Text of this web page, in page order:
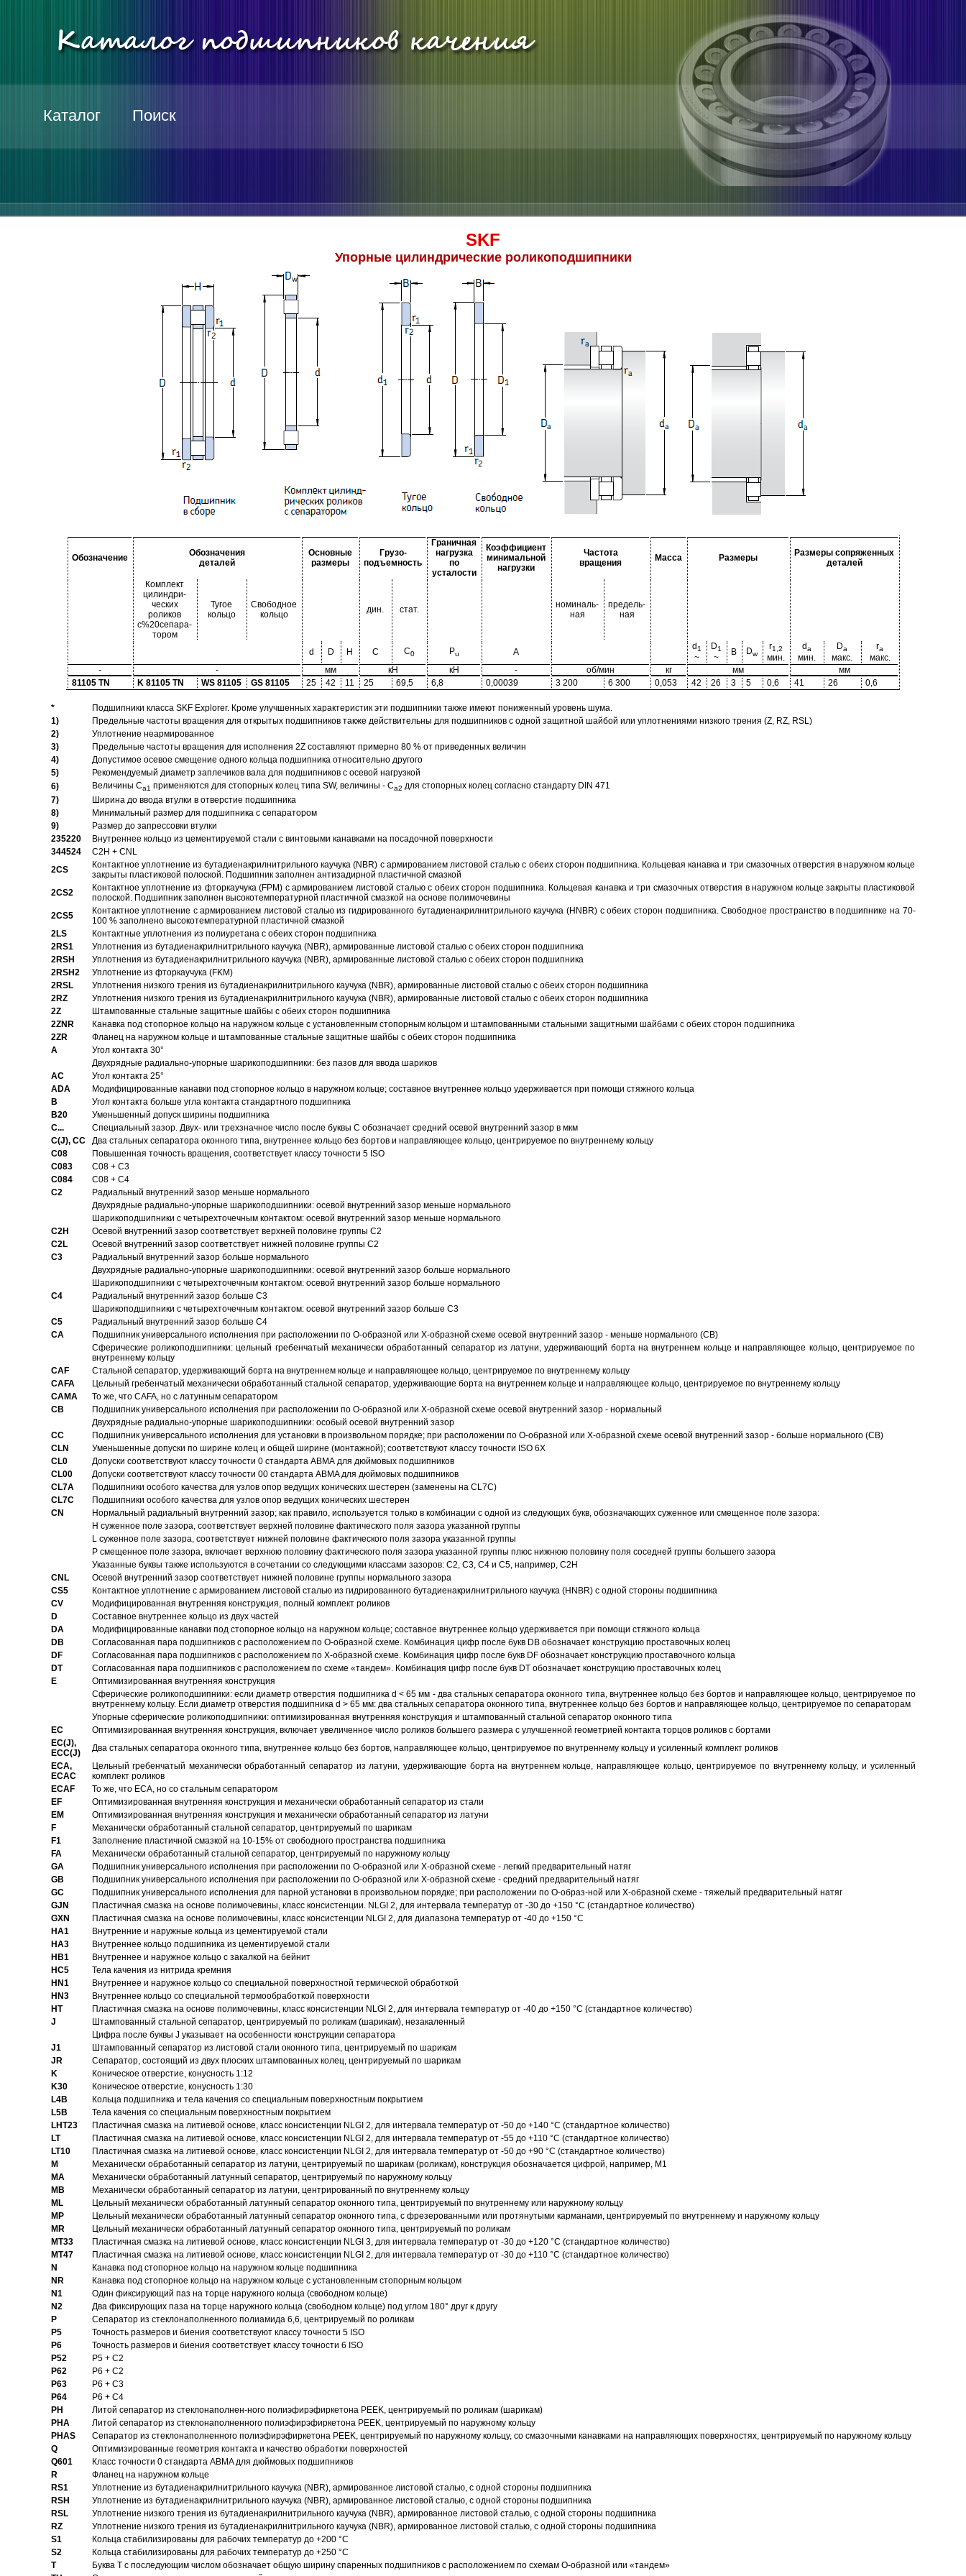
Каталог Поиск
SKF
Упорные цилиндрические роликоподшипники
Обозначение
Обозначения
деталей
Основные
размеры
Грузо-
подъемность
Граничная
нагрузка
по
усталости
Коэффициент
минимальной
нагрузки
Частота
вращения
Масса Размеры
Размеры сопряженных
деталей
Комплект
цилиндри-
ческих
роликов
с%20сепара-
тором
Тугое
кольцо
Свободное
кольцо
дин. стат.
номиналь-
ная
предель-
ная
d D H C C0 Pu A
d1
~
D1
~
B Dw
r1,2
мин.
da
мин.
Da
макс.
ra
макс.
-
- мм кН кН - об/мин кг мм
мм
81105 TN
K 81105 TN WS 81105 GS 81105 25 42 11 25 69,5 6,8 0,00039 3 200 6 300 0,053 42 26 3 5 0,6 41 26 0,6
*
Подшипники класса SKF Explorer. Кроме улучшенных характеристик эти подшипники также имеют пониженный уровень шума.
1)
Предельные частоты вращения для открытых подшипников также действительны для подшипников с одной защитной шайбой или уплотнениями низкого трения (Z, RZ, RSL)
2)
Уплотнение неармированное
3)
Предельные частоты вращения для исполнения 2Z составляют примерно 80 % от приведенных величин
4)
Допустимое осевое смещение одного кольца подшипника относительно другого
5)
Рекомендуемый диаметр заплечиков вала для подшипников с осевой нагрузкой
6)
Величины Ca1 применяются для стопорных колец типа SW, величины - Ca2 для стопорных колец согласно стандарту DIN 471
7)
Ширина до ввода втулки в отверстие подшипника
8)
Минимальный размер для подшипника с сепаратором
9)
Размер до запрессовки втулки
235220
Внутреннее кольцо из цементируемой стали с винтовыми канавками на посадочной поверхности
344524
C2H + CNL
2CS
Контактное уплотнение из бутадиенакрилнитрильного каучука (NBR) с армированием листовой сталью с обеих сторон подшипника. Кольцевая канавка и три смазочных отверстия в наружном кольце
закрыты пластиковой полоской. Подшипник заполнен антизадирной пластичной смазкой
2CS2
Контактное уплотнение из фторкаучука (FPM) с армированием листовой сталью с обеих сторон подшипника. Кольцевая канавка и три смазочных отверстия в наружном кольце закрыты пластиковой
полоской. Подшипник заполнен высокотемпературной пластичной смазкой на основе полимочевины
2CS5
Контактное уплотнение с армированием листовой сталью из гидрированного бутадиенакрилнитрильного каучука (HNBR) с обеих сторон подшипника. Свободное пространство в подшипнике на 70-
100 % заполнено высокотемпературной пластичной смазкой
2LS
Контактные уплотнения из полиуретана с обеих сторон подшипника
2RS1
Уплотнения из бутадиенакрилнитрильного каучука (NBR), армированные листовой сталью с обеих сторон подшипника
2RSH
Уплотнения из бутадиенакрилнитрильного каучука (NBR), армированные листовой сталью с обеих сторон подшипника
2RSH2
Уплотнение из фторкаучука (FKM)
2RSL
Уплотнения низкого трения из бутадиенакрилнитрильного каучука (NBR), армированные листовой сталью с обеих сторон подшипника
2RZ
Уплотнения низкого трения из бутадиенакрилнитрильного каучука (NBR), армированные листовой сталью с обеих сторон подшипника
2Z
Штампованные стальные защитные шайбы с обеих сторон подшипника
2ZNR
Канавка под стопорное кольцо на наружном кольце с установленным стопорным кольцом и штампованными стальными защитными шайбами с обеих сторон подшипника
2ZR
Фланец на наружном кольце и штампованные стальные защитные шайбы с обеих сторон подшипника
A
Угол контакта 30°
Двухрядные радиально-упорные шарикоподшипники: без пазов для ввода шариков
AC
Угол контакта 25°
ADA
Модифицированные канавки под стопорное кольцо в наружном кольце; составное внутреннее кольцо удерживается при помощи стяжного кольца
B
Угол контакта больше угла контакта стандартного подшипника
B20
Уменьшенный допуск ширины подшипника
C...
Специальный зазор. Двух- или трехзначное число после буквы С обозначает средний осевой внутренний зазор в мкм
C(J), CC
Два стальных сепаратора оконного типа, внутреннее кольцо без бортов и направляющее кольцо, центрируемое по внутреннему кольцу
C08
Повышенная точность вращения, соответствует классу точности 5 ISO
C083
C08 + C3
C084
C08 + C4
C2
Pадиальный внутренний зазор меньше нормального
Двухрядные радиально-упорные шарикоподшипники: осевой внутренний зазор меньше нормального
Шарикоподшипники с четырехточечным контактом: осевой внутренний зазор меньше нормального
C2H
Осевой внутренний зазор соответствует верхней половине группы C2
C2L
Осевой внутренний зазор соответствует нижней половине группы C2
C3
Pадиальный внутренний зазор больше нормального
Двухрядные радиально-упорные шарикоподшипники: осевой внутренний зазор больше нормального
Шарикоподшипники с четырехточечным контактом: осевой внутренний зазор больше нормального
C4
Pадиальный внутренний зазор больше C3
Шарикоподшипники с четырехточечным контактом: осевой внутренний зазор больше C3
C5
Pадиальный внутренний зазор больше C4
CA
Подшипник универсального исполнения при расположении по О-образной или Х-образной схеме осевой внутренний зазор - меньше нормального (CB)
Сферические роликоподшипники: цельный гребенчатый механически обработанный сепаратор из латуни, удерживающий борта на внутреннем кольце и направляющее кольцо, центрируемое по
внутреннему кольцу
CAF
Стальной сепаратор, удерживающий борта на внутреннем кольце и направляющее кольцо, центрируемое по внутреннему кольцу
CAFA
Цельный гребенчатый механически обработанный стальной сепаратор, удерживающие борта на внутреннем кольце и направляющее кольцо, центрируемое по внутреннему кольцу
CAMA
То же, что CAFA, но с латунным сепаратором
CB
Подшипник универсального исполнения при расположении по О-образной или Х-образной схеме осевой внутренний зазор - нормальный
Двухрядные радиально-упорные шарикоподшипники: особый осевой внутренний зазор
CC
Подшипник универсального исполнения для установки в произвольном порядке; при расположении по О-образной или Х-образной схеме осевой внутренний зазор - больше нормального (CB)
CLN
Уменьшенные допуски по ширине колец и общей ширине (монтажной); соответствуют классу точности ISO 6X
CL0
Допуски соответствуют классу точности 0 стандарта АВМА для дюймовых подшипников
CL00
Допуски соответствуют классу точности 00 стандарта ABMA для дюймовых подшипников
CL7A
Подшипники особого качества для узлов опор ведущих конических шестерен (заменены на CL7C)
CL7C
Подшипники особого качества для узлов опор ведущих конических шестерен
CN
Hормальный радиальный внутренний зазор; как правило, используется только в комбинации с одной из следующих букв, обозначающих суженное или смещенное поле зазора:
H суженное поле зазора, соответствует верхней половине фактического поля зазора указанной группы
L суженное поле зазора, соответствует нижней половине фактического поля зазора указанной группы
P смещенное поле зазора, включает верхнюю половину фактического поля зазора указанной группы плюс нижнюю половину поля соседней группы большего зазора
Указанные буквы также используются в сочетании со следующими классами зазоров: С2, C3, С4 и С5, например, С2Н
CNL
Осевой внутренний зазор соответствует нижней половине группы нормального зазора
CS5
Контактное уплотнение с армированием листовой сталью из гидрированного бутадиенакрилнитрильного каучука (HNBR) с одной стороны подшипника
CV
Модифицированная внутренняя конструкция, полный комплект роликов
D
Составное внутреннее кольцо из двух частей
DA
Модифицированные канавки под стопорное кольцо на наружном кольце; составное внутреннее кольцо удерживается при помощи стяжного кольца
DB
Согласованная пара подшипников с расположением по О-образной схеме. Комбинация цифр после букв DB обозначает конструкцию проставочных колец
DF
Согласованная пара подшипников с расположением по Х-образной схеме. Комбинация цифр после букв DF обозначает конструкцию проставочного кольца
DT
Согласованная пара подшипников с расположением по схеме «тандем». Комбинация цифр после букв DT обозначает конструкцию проставочных колец
E
Оптимизированная внутренняя конструкция
Сферические роликоподшипники: если диаметр отверстия подшипника d < 65 мм - два стальных сепаратора оконного типа, внутреннее кольцо без бортов и направляющее кольцо, центрируемое по
внутреннему кольцу. Если диаметр отверстия подшипника d > 65 мм: два стальных сепаратора оконного типа, внутреннее кольцо без бортов и направляющее кольцо, центрируемое по сепараторам
Упорные сферические роликоподшипники: оптимизированная внутренняя конструкция и штампованный стальной сепаратор оконного типа
EC
Oптимизированная внутренняя конструкция, включает увеличенное число роликов большего размера с улучшенной геометрией контакта торцов роликов с бортами
EC(J),
ECC(J)
Два стальных сепаратора оконного типа, внутреннее кольцо без бортов, направляющее кольцо, центрируемое по внутреннему кольцу и усиленный комплект роликов
ECA,
ECAC
Цельный гребенчатый механически обработанный сепаратор из латуни, удерживающие борта на внутреннем кольце, направляющее кольцо, центрируемое по внутреннему кольцу, и усиленный
комплект роликов
ECAF
То же, что ECA, но со стальным сепаратором
EF
Оптимизированная внутренняя конструкция и механически обработанный сепаратор из стали
EM
Оптимизированная внутренняя конструкция и механически обработанный сепаратор из латуни
F
Механически обработанный стальной сепаратор, центрируемый по шарикам
F1
Заполнение пластичной смазкой на 10-15% от свободного пространства подшипника
FA
Механически обработанный стальной сепаратор, центрируемый по наружному кольцу
GA
Подшипник универсального исполнения при расположении по О-образной или Х-образной схеме - легкий предварительный натяг
GB
Подшипник универсального исполнения при расположении по О-образной или Х-образной схеме - средний предварительный натяг
GC
Подшипник универсального исполнения для парной установки в произвольном порядке; при расположении по О-образ-ной или Х-образной схеме - тяжелый предварительный натяг
GJN
Пластичная смазка на основе полимочевины, класс консистенции. NLGI 2, для интервала температур от -30 до +150 °C (стандартное количество)
GXN
Пластичная смазка на основе полимочевины, класс консистенции NLGI 2, для диапазона температур от -40 до +150 °C
HA1
Внутренние и наружные кольца из цементируемой стали
HA3
Bнутреннее кольцо подшипника из цементируемой стали
HB1
Bнутреннее и наружное кольцо с закалкой на бейнит
HC5
Тела качения из нитрида кремния
HN1
Bнутреннее и наружное кольцо со специальной поверхностной термической обработкой
HN3
Внутреннее кольцо со специальной термообработкой поверхности
HT
Пластичная смазка на основе полимочевины, класс консистенции NLGI 2, для интервала температур от -40 до +150 °C (стандартное количество)
J
Штампованный стальной сепаратор, центрируемый по роликам (шарикам), незакаленный
Цифра после буквы J указывает на особенности конструкции сепаратора
J1
Штампованный сепаратор из листовой стали оконного типа, центрируемый по шарикам
JR
Сепаратор, состоящий из двух плоских штампованных колец, центрируемый по шарикам
K
Коническое отверстие, конусность 1:12
K30
Коническое отверстие, конусность 1:30
L4B
Кольца подшипника и тела качения со специальным поверхностным покрытием
L5B
Тела качения со специальным поверхностным покрытием
LHT23
Пластичная смазка на литиевой основе, класс консистенции NLGI 2, для интервала температур от -50 до +140 °C (стандартное количество)
LT
Пластичная смазка на литиевой основе, класс консистенции NLGI 2, для интервала температур от -55 до +110 °C (стандартное количество)
LT10
Пластичная смазка на литиевой основе, класс консистенции NLGI 2, для интервала температур от -50 до +90 °C (стандартное количество)
M
Механически обработанный сепаратор из латуни, центрируемый по шарикам (роликам), конструкция обозначается цифрой, например, M1
MA
Механически обработанный латунный сепаратор, центрируемый по наружному кольцу
MB
Механически обработанный сепаратор из латуни, центрированный по внутреннему кольцу
ML
Цельный механически обработанный латунный сепаратор оконного типа, центрируемый по внутреннему или наружному кольцу
MP
Цельный механически обработанный латунный сепаратор оконного типа, с фрезерованными или протянутыми карманами, центрируемый по внутреннему и наружному кольцу
MR
Цельный механически обработанный латунный сепаратор оконного типа, центрируемый по роликам
MT33
Пластичная смазка на литиевой основе, класс консистенции NLGI 3, для интервала температур от -30 до +120 °C (стандартное количество)
MT47
Пластичная смазка на литиевой основе, класс консистенции NLGI 2, для интервала температур от -30 до +110 °C (стандартное количество)
N
Канавка под стопорное кольцо на наружном кольце подшипника
NR
Канавка под стопорное кольцо на наружном кольце с установленным стопорным кольцом
N1
Один фиксирующий паз на торце наружного кольца (свободном кольце)
N2
Два фиксирующих паза на торце наружного кольца (свободном кольце) под углом 180° друг к другу
P
Cепаратор из стеклонаполненного полиамида 6,6, центрируемый по роликам
P5
Точность размеров и биения соответствуют классу точности 5 ISO
P6
Точность размеров и биения соответствует классу точности 6 ISO
P52
P5 + C2
P62
P6 + C2
P63
P6 + C3
P64
P6 + C4
PH
Литой сепаратор из стеклонаполнен-ного полиэфирэфиркетона PEEK, центрируемый по роликам (шарикам)
PHA
Литой сепаратор из стеклонаполненного полиэфирэфиркетона PEEK, центрируемый по наружному кольцу
PHAS
Сепаратор из стеклонаполненного полиэфирэфиркетона PEEK, центрируемый по наружному кольцу, со смазочными канавками на направляющих поверхностях, центрируемый по наружному кольцу
Q
Оптимизированные геометрия контакта и качество обработки поверхностей
Q601
Класс точности 0 стандарта ABMA для дюймовых подшипников
R
Фланец на наружном кольце
RS1
Уплотнение из бутадиенакрилнитрильного каучука (NBR), армированное листовой сталью, с одной стороны подшипника
RSH
Уплотнение из бутадиенакрилнитрильного каучука (NBR), армированное листовой сталью, с одной стороны подшипника
RSL
Уплотнение низкого трения из бутадиенакрилнитрильного каучука (NBR), армированное листовой сталью, с одной стороны подшипника
RZ
Уплотнение низкого трения из бутадиенакрилнитрильного каучука (NBR), армированное листовой сталью, с одной стороны подшипника
S1
Кольца стабилизированы для рабочих температур до +200 °C
S2
Кольца стабилизированы для рабочих температур до +250 °C
T
Буква T с последующим числом обозначает общую ширину спаренных подшипников с расположением по схемам О-образной или «тандем»